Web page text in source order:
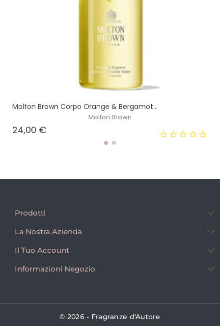
Molton Brown Corpo Orange & Bergamot...
Molton Brown
24,00 €Prezzo
Prodotti
La Nostra Azienda
Il Tuo Account
Informazioni Negozio
© 2026 - Fragranze d'Autore